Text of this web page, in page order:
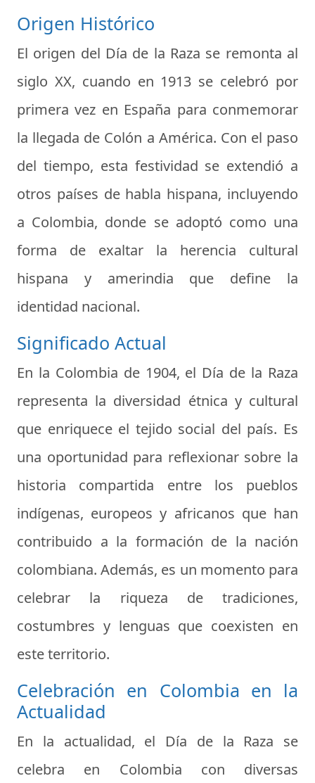
Origen Histórico
El origen del Día de la Raza se remonta al
siglo XX, cuando en 1913 se celebró por
primera vez en España para conmemorar
la llegada de Colón a América. Con el paso
del tiempo, esta festividad se extendió a
otros países de habla hispana, incluyendo
a Colombia, donde se adoptó como una
forma de exaltar la herencia cultural
hispana y amerindia que define la
identidad nacional.
Significado Actual
En la Colombia de 1904, el Día de la Raza
representa la diversidad étnica y cultural
que enriquece el tejido social del país. Es
una oportunidad para reflexionar sobre la
historia compartida entre los pueblos
indígenas, europeos y africanos que han
contribuido a la formación de la nación
colombiana. Además, es un momento para
celebrar la riqueza de tradiciones,
costumbres y lenguas que coexisten en
este territorio.
Celebración en Colombia en la
Actualidad
En la actualidad, el Día de la Raza se
celebra en Colombia con diversas